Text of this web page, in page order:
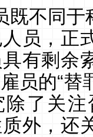
既不同于
员，正
有剩余
员的“替
除了关
外，还